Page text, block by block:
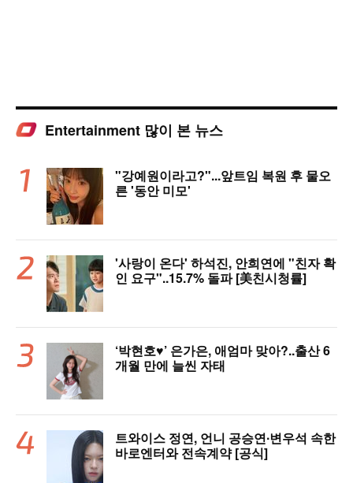
Entertainment 많이 본 뉴스
"강예원이라고?"...앞트임 복원 후 물오
른 '동안 미모'
'사랑이 온다' 하석진, 안희연에 "친자 확
인 요구"..15.7% 돌파 [美친시청률]
‘박현호♥’ 은가은, 애엄마 맞아?..출산 6
개월 만에 늘씬 자태
트와이스 정연, 언니 공승연∙변우석 속한
바로엔터와 전속계약 [공식]